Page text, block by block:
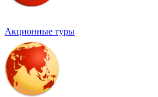
Акционные туры